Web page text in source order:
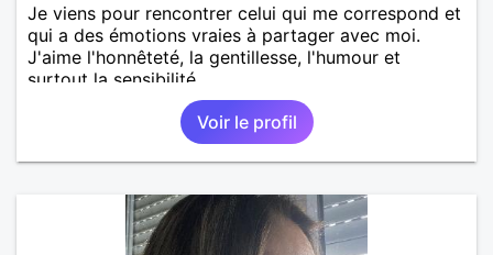
Je viens pour rencontrer celui qui me correspond et
qui a des émotions vraies à partager avec moi.
J'aime l'honnêteté, la gentillesse, l'humour et
surtout la sensibilité.
Voir le profil